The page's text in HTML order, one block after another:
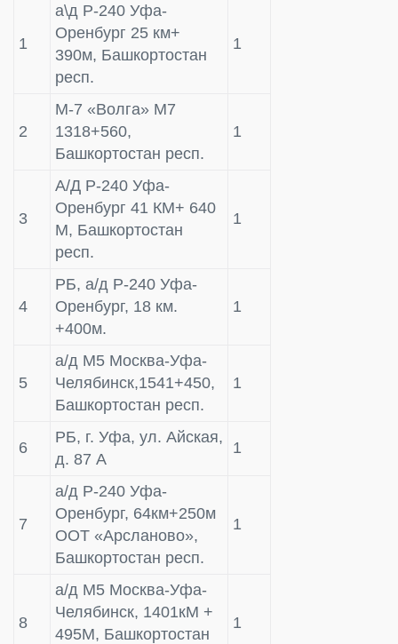
1
а\д Р-240 Уфа-
Оренбург 25 км+
390м, Башкортостан
респ.
1
2
М-7 «Волга» М7
1318+560,
Башкортостан респ.
1
3
А/Д Р-240 Уфа-
Оренбург 41 КМ+ 640
М, Башкортостан
респ.
1
4
РБ, а/д Р-240 Уфа-
Оренбург, 18 км.
+400м.
1
5
а/д M5 Mосква-Уфа-
Челябинск,1541+450,
Башкортостан респ.
1
6
РБ, г. Уфа, ул. Айская,
д. 87 А
1
7
а/д Р-240 Уфа-
Оренбург, 64км+250м
ООТ «Арсланово»,
Башкортостан респ.
1
8
а/д M5 Mосква-Уфа-
Челябинск, 1401кM +
495M, Башкортостан
1